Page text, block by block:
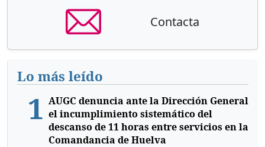
Contacta
Lo más leído
1 AUGC denuncia ante la Dirección General
el incumplimiento sistemático del
descanso de 11 horas entre servicios en la
Comandancia de Huelva